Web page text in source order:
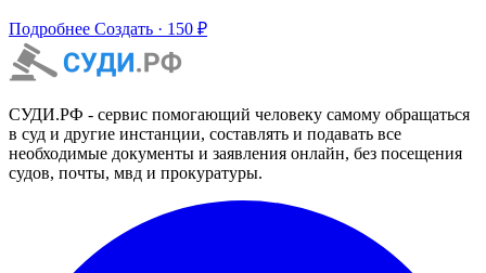
Подробнее Создать · 150 ₽
СУДИ.РФ - сервис помогающий человеку самому обращаться
в суд и другие инстанции, составлять и подавать все
необходимые документы и заявления онлайн, без посещения
судов, почты, мвд и прокуратуры.